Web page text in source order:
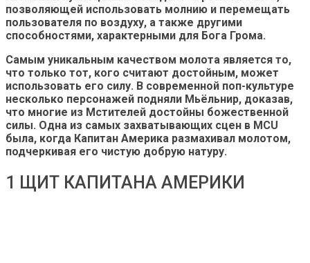
позволяющей использовать молнию и перемещать
пользователя по воздуху, а также другими
способностями, характерными для Бога Грома.
Самым уникальным качеством молота является то,
что только тот, кого считают достойным, может
использовать его силу. В современной поп-культуре
несколько персонажей подняли Мьёльнир, доказав,
что многие из Мстителей достойны божественной
силы. Одна из самых захватывающих сцен в MCU
была, когда Капитан Америка размахивал молотом,
подчеркивая его чистую добрую натуру.
1 ЩИТ КАПИТАНА АМЕРИКИ